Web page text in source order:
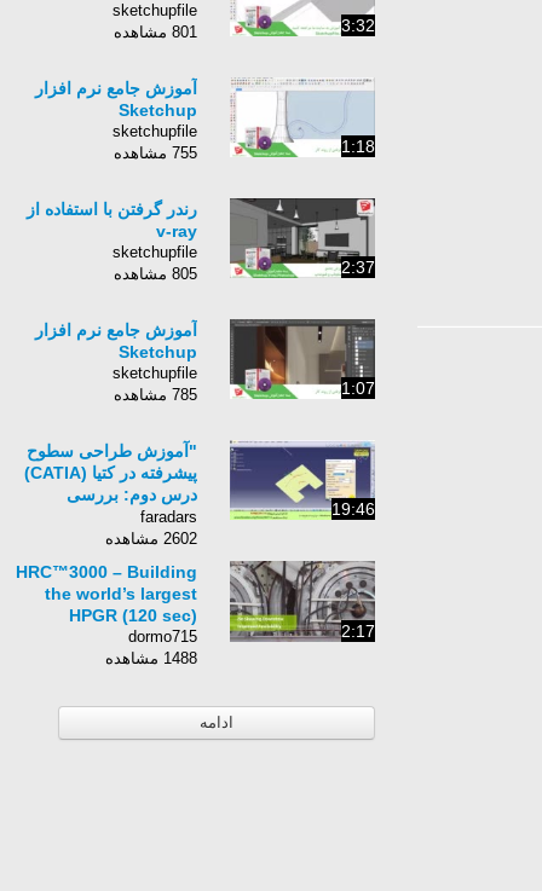
3:32
sketchupfile
801 مشاهده
1:18
آموزش جامع نرم افزار
Sketchup
sketchupfile
755 مشاهده
2:37
رندر گرفتن با استفاده از
v-ray
sketchupfile
805 مشاهده
1:07
آموزش جامع نرم افزار
Sketchup
sketchupfile
785 مشاهده
19:46
"آموزش طراحی سطوح
پیشرفته در کتیا (CATIA)
درس دوم: بررسی
دستورات مختلف برای
ایجاد منحنی در فضا "
faradars
2602 مشاهده
2:17
HRC™3000 – Building
the world’s largest
HPGR (120 sec)
dormo715
1488 مشاهده
ادامه